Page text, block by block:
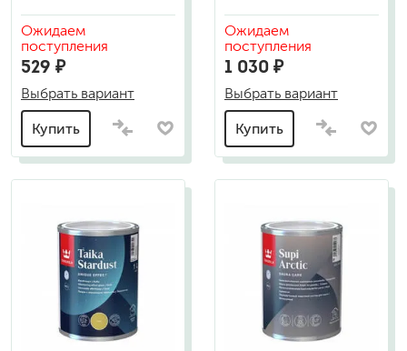
Ожидаем
поступления
529 ₽
Выбрать вариант
Купить
Ожидаем
поступления
1 030 ₽
Выбрать вариант
Купить